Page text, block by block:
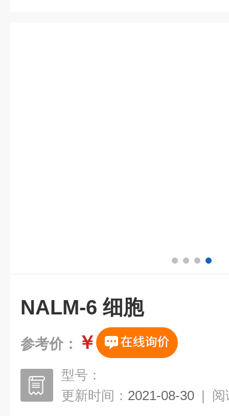
NALM-6 细胞
参考价： ￥
型号：
更新时间： 2021-08-30 | 阅